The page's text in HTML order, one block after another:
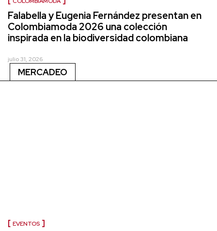
Falabella y Eugenia Fernández presentan en
Colombiamoda 2026 una colección
inspirada en la biodiversidad colombiana
julio 31, 2026
MERCADEO
EVENTOS